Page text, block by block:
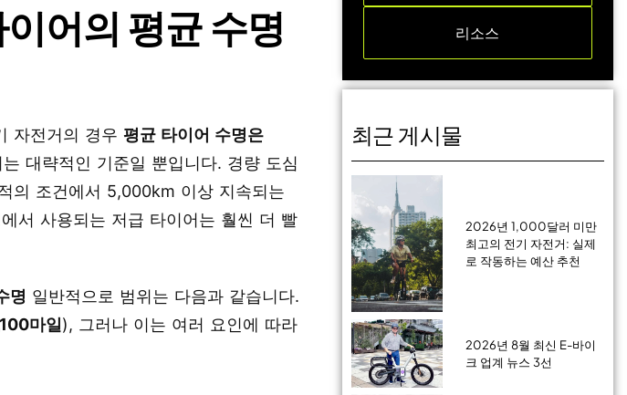
어의 평균 수명
자전거의 경우평균 타이어 수명은
대략적인 기준일 뿐입니다. 경량 도심
의 조건에서 5,000km 이상 지속되는
서 사용되는 저급 타이어는 훨씬 더 빨
명 일반적으로 범위는 다음과 같습니다.
마일), 그러나 이는 여러 요인에 따라
리소스
최근 게시물
2026년 1,000달러 미만
최고의 전기 자전거: 실제
로 작동하는 예산 추천
2026년 8월 최신 E-바이
크 업계 뉴스 3선